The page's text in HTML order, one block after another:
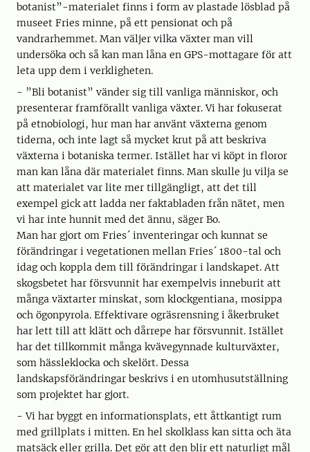
botanist”-materialet finns i form av plastade lösblad på
museet Fries minne, på ett pensionat och på
vandrarhemmet. Man väljer vilka växter man vill
undersöka och så kan man låna en GPS-mottagare för att
leta upp dem i verkligheten.
- ”Bli botanist” vänder sig till vanliga människor, och
presenterar framförallt vanliga växter. Vi har fokuserat
på etnobiologi, hur man har använt växterna genom
tiderna, och inte lagt så mycket krut på att beskriva
växterna i botaniska termer. Istället har vi köpt in floror
man kan låna där materialet finns. Man skulle ju vilja se
att materialet var lite mer tillgängligt, att det till
exempel gick att ladda ner faktabladen från nätet, men
vi har inte hunnit med det ännu, säger Bo.
Man har gjort om Fries´ inventeringar och kunnat se
förändringar i vegetationen mellan Fries´ 1800-tal och
idag och koppla dem till förändringar i landskapet. Att
skogsbetet har försvunnit har exempelvis inneburit att
många växtarter minskat, som klockgentiana, mosippa
och ögonpyrola. Effektivare ogräsrensning i åkerbruket
har lett till att klätt och dårrepe har försvunnit. Istället
har det tillkommit många kvävegynnade kulturväxter,
som hässleklocka och skelört. Dessa
landskapsförändringar beskrivs i en utomhusutställning
som projektet har gjort.
- Vi har byggt en informationsplats, ett åttkantigt rum
med grillplats i mitten. En hel skolklass kan sitta och äta
matsäck eller grilla. Det gör att den blir ett naturligt mål